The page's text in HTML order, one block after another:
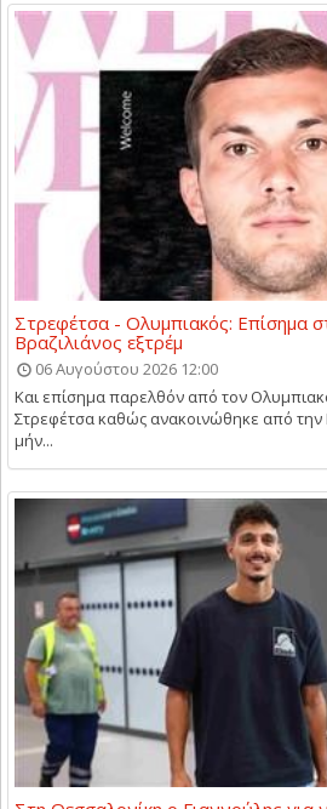
Στρεφέτσα - Ολυμπιακός: Επίσημα
Βραζιλιάνος εξτρέμ
06 Αυγούστου 2026 12:00
Και επίσημα παρελθόν από τον
Στρεφέτσα καθώς ανακοινώθηκε από
μήν...